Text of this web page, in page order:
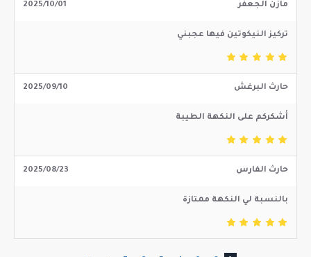
مازن الجعفر 2025/10/01
تركيز النيكوتين فيها عجبني
حارث البرغش 2025/09/10
أشكركم على النكهة الطيبة
حارث الفارس 2025/08/23
بالنسبة لي النكهة ممتازة